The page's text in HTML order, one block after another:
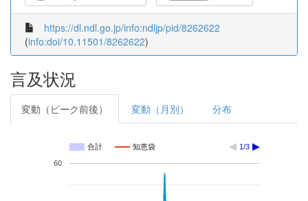
https://dl.ndl.go.jp/info:ndljp/pid/8262622
(info:doi/10.11501/8262622)
言及状況
変動（ピーク前後） 変動（月別） 分布
合計 知恵袋 1/3
60